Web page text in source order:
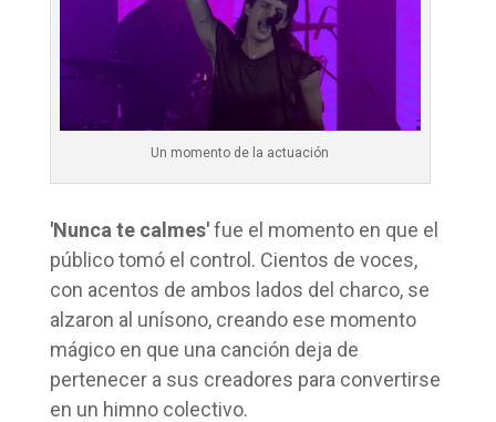
Un momento de la actuación
'Nunca te calmes'fue el momento en que el
público tomó el control. Cientos de voces,
con acentos de ambos lados del charco, se
alzaron al unísono, creando ese momento
mágico en que una canción deja de
pertenecer a sus creadores para convertirse
en un himno colectivo.